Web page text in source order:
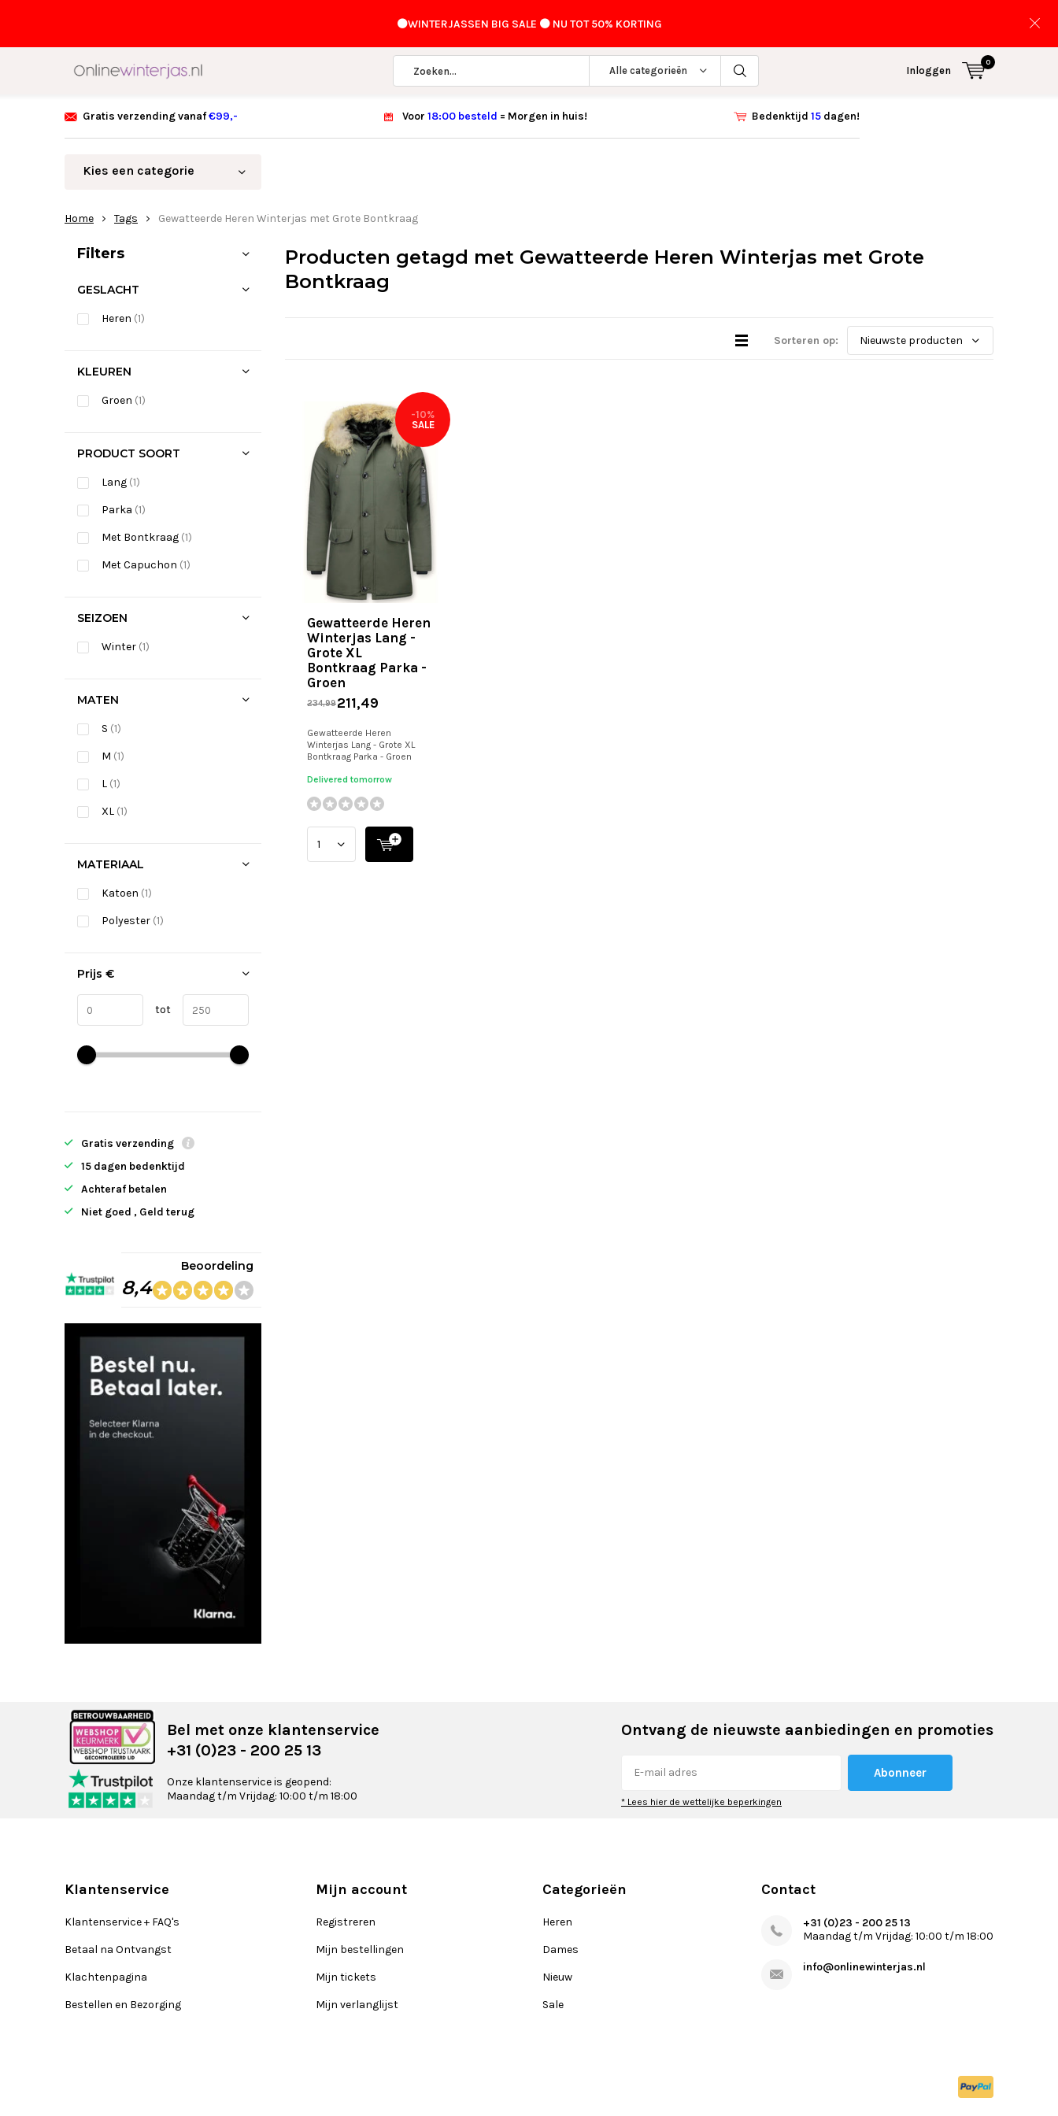
Alle categorieën Inloggen
0
⚫️WINTERJASSEN BIG SALE ⚫️ NU TOT 50% KORTING
Gratis verzending vanaf€99,- Voor 18:00 besteld = Morgen in huis! Bedenktijd 15 dagen!
Kies een categorie
Home Tags Gewatteerde Heren Winterjas met Grote Bontkraag
Producten getagd met Gewatteerde Heren Winterjas met Grote
Bontkraag
Sorteren op:
Gewatteerde Heren
Winterjas Lang -
Grote XL
Bontkraag Parka -
Groen
-10%
SALE
234,99211,49
Gewatteerde Heren
Winterjas Lang - Grote XL
Bontkraag Parka - Groen
Delivered tomorrow
Sorteren op:
Filters
GESLACHT
Heren (1)
KLEUREN
Groen (1)
PRODUCT SOORT
Lang (1)
Parka (1)
Met Bontkraag (1)
Met Capuchon (1)
SEIZOEN
Winter (1)
MATEN
S (1)
M (1)
L (1)
XL (1)
MATERIAAL
Katoen (1)
Polyester (1)
Prijs €
tot
Gratis verzending
15 dagen bedenktijd
Achteraf betalen
Niet goed , Geld terug
8,4
Beoordeling
Bel met onze klantenservice
+31 (0)23 - 200 25 13
Onze klantenservice is geopend:
Maandag t/m Vrijdag: 10:00 t/m 18:00
Ontvang de nieuwste aanbiedingen en promoties
Abonneer
* Lees hier de wettelijke beperkingen
Klantenservice
Klantenservice + FAQ's
Betaal na Ontvangst
Klachtenpagina
Bestellen en Bezorging
Mijn account
Registreren
Mijn bestellingen
Mijn tickets
Mijn verlanglijst
Categorieën
Heren
Dames
Nieuw
Sale
Contact
+31 (0)23 - 200 25 13
Maandag t/m Vrijdag: 10:00 t/m 18:00
info@onlinewinterjas.nl